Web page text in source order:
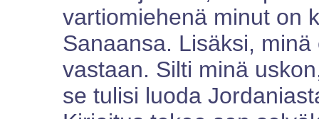
vartiomiehenä minut on
Sanaansa. Lisäksi,
vastaan. Silti minä
se tulisi luoda